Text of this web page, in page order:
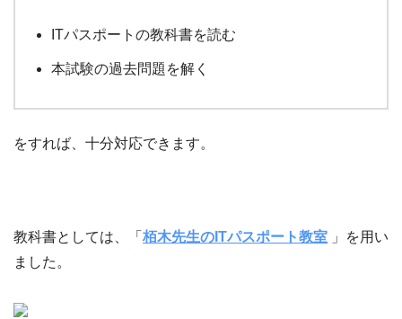
ITパスポートの教科書を読む
本試験の過去問題を解く
をすれば、十分対応できます。
教科書としては、「 栢木先生のITパスポート教室 」を用い
ました。